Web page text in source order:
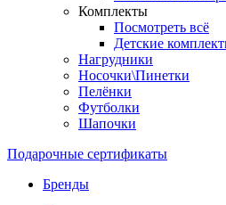
Комплекты
Посмотреть всё
Детские
Нагрудники
Носочки\Пинетки
Пелёнки
Футболки
Шапочки
Подарочные сертификаты
Бренды